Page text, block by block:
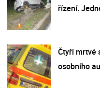
řízení.
Čtyři mrtvé
osobního